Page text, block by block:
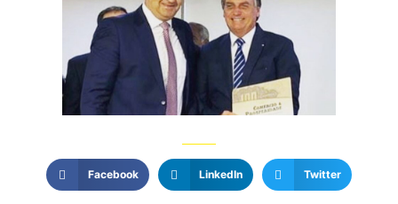
Facebook LinkedIn Twitter